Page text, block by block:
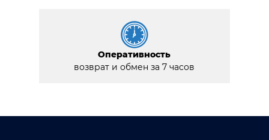
Оперативность
возврат и обмен за 7 часов